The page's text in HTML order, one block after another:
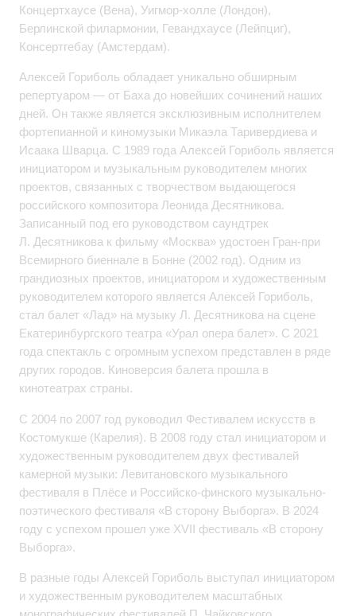
Концертхаусе (Вена), Уигмор‑холле (Лондон),
Берлинской филармонии, Гевандхаусе (Лейпциг),
Консертгебау (Амстердам).
Алексей Гориболь обладает уникально обширным
репертуаром — от Баха до новейших сочинений наших
дней. Он также является эксклюзивным исполнителем
фортепианной и киномузыки Микаэла Таривердиева и
Исаака Шварца. С 1989 года Алексей Гориболь является
инициатором и музыкальным руководителем многих
проектов, связанных с творчеством выдающегося
российского композитора Леонида Десятникова.
Записанный под его руководством саундтрек
Л. Десятникова к фильму «Москва» удостоен Гран-при
Всемирного биеннале в Бонне (2002 год). Одним из
грандиозных проектов, инициатором и художественным
руководителем которого является Алексей Гориболь,
стал балет «Лад» на музыку Л. Десятникова на сцене
Екатеринбургского театра «Урал опера балет». С 2021
года спектакль с огромным успехом представлен в ряде
других городов. Киноверсия балета прошла в
кинотеатрах страны.
С 2004 по 2007 год руководил Фестивалем искусств в
Костомукше (Карелия). В 2008 году стал инициатором и
художественным руководителем двух фестивалей
камерной музыки: Левитановского музыкального
фестиваля в Плёсе и Российско-финского музыкально-
поэтического фестиваля «В сторону Выборга». В 2024
году с успехом прошел уже XVII фестиваль «В сторону
Выборга».
В разные годы Алексей Гориболь выступал инициатором
и художественным руководителем масштабных